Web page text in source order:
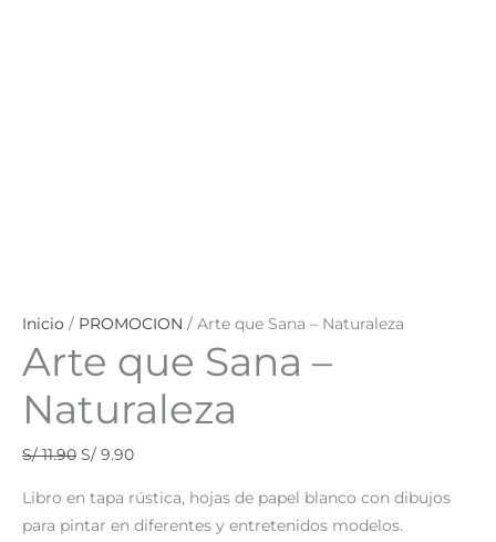
Inicio / PROMOCION / Arte que Sana – Naturaleza
Arte que Sana –
Naturaleza
S/11.90 S/ 9.90
Libro en tapa rústica, hojas de papel blanco con dibujos
para pintar en diferentes y entretenidos modelos.